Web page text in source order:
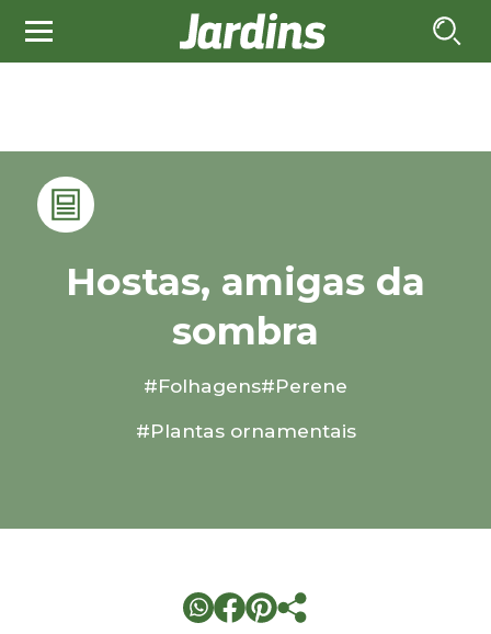
Hostas, amigas da
sombra
#Folhagens#Perene
#Plantas ornamentais